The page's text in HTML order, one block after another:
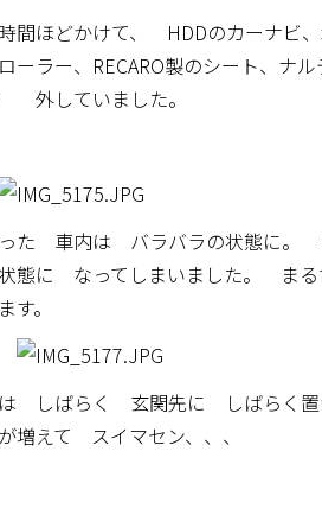
間ほどかけて、 HDDのカーナビ
ーラー、RECARO製のシート、ナ
していました。
た 車内は バラバラの状態に。
状態に なってしまいました。 ま
す。
しばらく 玄関先に しばらく置
増えて スイマセン、、、